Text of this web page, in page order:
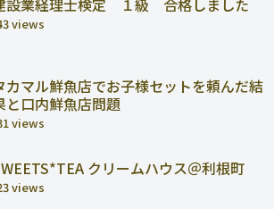
views
カマル鮮魚店でお子様セットを頼んだ結
と口内鮮魚店問題
views
クリームハウス＠利根町
views